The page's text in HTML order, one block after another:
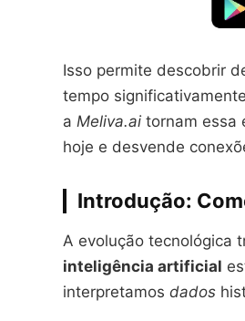
Isso permite descobrir
tempo
a Meliva.ai tornam essa
hoje e desvende
Introdução:
A evolução tecnológica
inteligência artificial
interpretamos dados